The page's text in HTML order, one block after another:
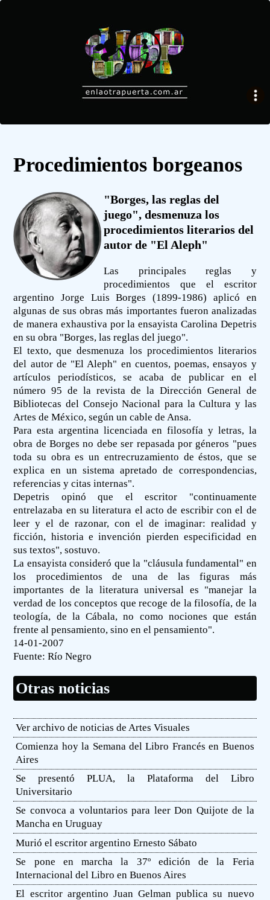
Procedimientos borgeanos
"Borges, las reglas del
juego", desmenuza los
procedimientos literarios del
autor de "El Aleph"
Las principales reglas y
procedimientos que el escritor
argentino Jorge Luis Borges (1899-1986) aplicó en
algunas de sus obras más importantes fueron analizadas
de manera exhaustiva por la ensayista Carolina Depetris
en su obra "Borges, las reglas del juego".
El texto, que desmenuza los procedimientos literarios
del autor de "El Aleph" en cuentos, poemas, ensayos y
artículos periodísticos, se acaba de publicar en el
número 95 de la revista de la Dirección General de
Bibliotecas del Consejo Nacional para la Cultura y las
Artes de México, según un cable de Ansa.
Para esta argentina licenciada en filosofía y letras, la
obra de Borges no debe ser repasada por géneros "pues
toda su obra es un entrecruzamiento de éstos, que se
explica en un sistema apretado de correspondencias,
referencias y citas internas".
Depetris opinó que el escritor "continuamente
entrelazaba en su literatura el acto de escribir con el de
leer y el de razonar, con el de imaginar: realidad y
ficción, historia e invención pierden especificidad en
sus textos", sostuvo.
La ensayista consideró que la "cláusula fundamental" en
los procedimientos de una de las figuras más
importantes de la literatura universal es "manejar la
verdad de los conceptos que recoge de la filosofía, de la
teología, de la Cábala, no como nociones que están
frente al pensamiento, sino en el pensamiento".
14-01-2007
Fuente:Río Negro
Otras noticias
Ver archivo de noticias de Artes Visuales
Comienza hoy la Semana del Libro Francés en Buenos
Aires
Se presentó PLUA, la Plataforma del Libro
Universitario
Se convoca a voluntarios para leer Don Quijote de la
Mancha en Uruguay
Murió el escritor argentino Ernesto Sábato
Se pone en marcha la 37º edición de la Feria
Internacional del Libro en Buenos Aires
El escritor argentino Juan Gelman publica su nuevo